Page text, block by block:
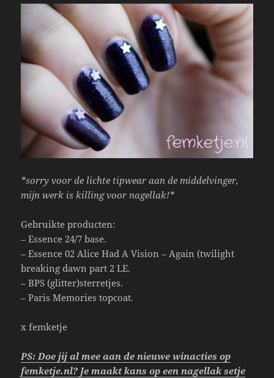
k
*sorry voor de lichte tipwear aan de middelvinger,
mijn werk is killing voor nagellak!*
Gebruikte producten:
– Essence 24/7 base.
– Essence 02 Alice Had A Vision – Again (twilight
breaking dawn part 2 LE.
– BPS (glitter)sterretjes.
– Paris Memories topcoat.
x femketje
PS: Doe jij al mee aan de nieuwe winacties op
femketje.nl? Je maakt kans op een nagellak setje